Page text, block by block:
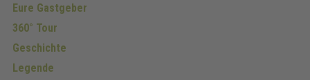
Eure Gastgeber
360° Tour
Geschichte
Legende